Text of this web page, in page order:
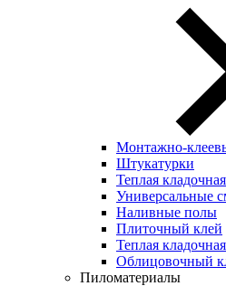
Монтажно-
Штукатурки
Теплая
Универсальные
Наливные полы
Плиточный клей
Теплая
Облицовочный
Пиломатериалы